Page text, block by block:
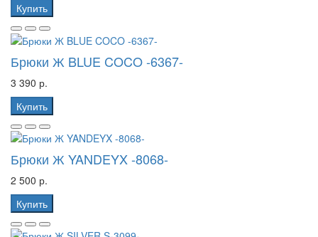
Купить
Брюки Ж BLUE COCO -6367-
3 390 р.
Купить
Брюки Ж YANDEYX -8068-
2 500 р.
Купить